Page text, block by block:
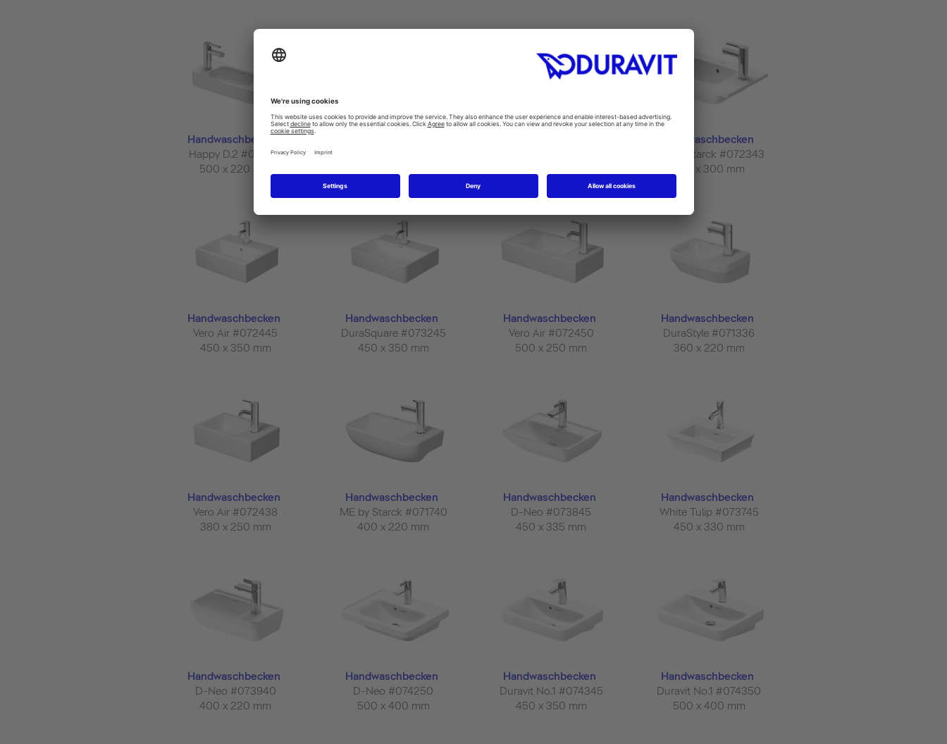
Handwaschbecken
Happy D.2 #071150
500 x 220 mm
Handwaschbecken
ME by Starck #072343
430 x 300 mm
Handwaschbecken
Vero Air #072445
450 x 350 mm
Handwaschbecken
DuraSquare #073245
450 x 350 mm
Handwaschbecken
Vero Air #072450
500 x 250 mm
Handwaschbecken
DuraStyle #071336
360 x 220 mm
Handwaschbecken
Vero Air #072438
380 x 250 mm
Handwaschbecken
ME by Starck #071740
400 x 220 mm
Handwaschbecken
D-Neo #073845
450 x 335 mm
Handwaschbecken
White Tulip #073745
450 x 330 mm
Handwaschbecken
D-Neo #073940
400 x 220 mm
Handwaschbecken
D-Neo #074250
500 x 400 mm
Handwaschbecken
Duravit No.1 #074345
450 x 350 mm
Handwaschbecken
Duravit No.1 #074350
500 x 400 mm